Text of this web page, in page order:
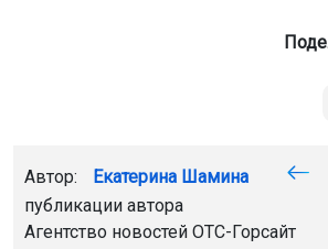
Автор: Екатерина Шамина
публикации автора
Агентство новостей ОТС-Горсайт